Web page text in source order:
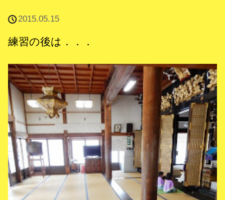
2015.05.15
練習の後は．．．